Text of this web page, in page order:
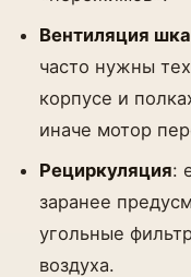
Вентиляция
часто нужны
корпусе и
иначе мотор
Рециркуляция:
заранее
угольные
воздуха.